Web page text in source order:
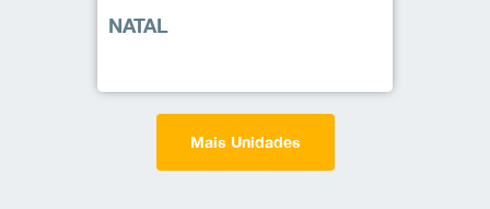
NATAL
Mais Unidades